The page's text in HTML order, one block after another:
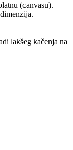
(canvasu).
lakšeg kačenja na